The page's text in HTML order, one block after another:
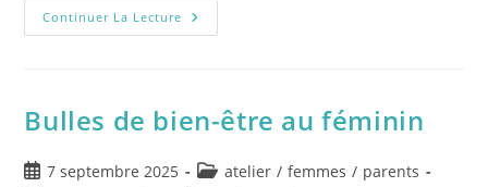
Continuer La Lecture
Bulles de bien-être au féminin
7 septembre 2025 atelier / femmes / parents